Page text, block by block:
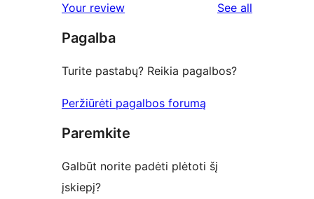
reviews
star
review
Your review See all
Pagalba
Turite pastabų? Reikia pagalbos?
Peržiūrėti pagalbos forumą
Paremkite
Galbūt norite padėti plėtoti šį
įskiepį?